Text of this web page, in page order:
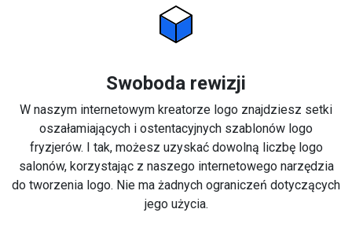
Swoboda rewizji
W naszym internetowym kreatorze logo znajdziesz setki
oszałamiających i ostentacyjnych szablonów logo
fryzjerów. I tak, możesz uzyskać dowolną liczbę logo
salonów, korzystając z naszego internetowego narzędzia
do tworzenia logo. Nie ma żadnych ograniczeń dotyczących
jego użycia.